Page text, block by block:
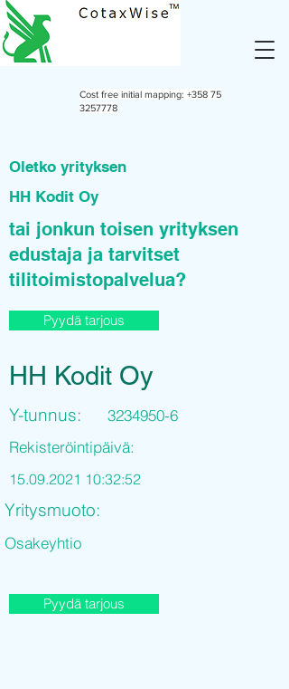
Cost free initial mapping: +358 75
3257778
Oletko yrityksen
HH Kodit Oy
tai jonkun toisen yrityksen
edustaja ja tarvitset
tilitoimistopalvelua?
Pyydä tarjous
HH Kodit Oy
Y-tunnus:
3234950-6
Rekisteröintipäivä:
15.09.2021 10:32:52
Yritysmuoto:
Osakeyhtio
Pyydä tarjous